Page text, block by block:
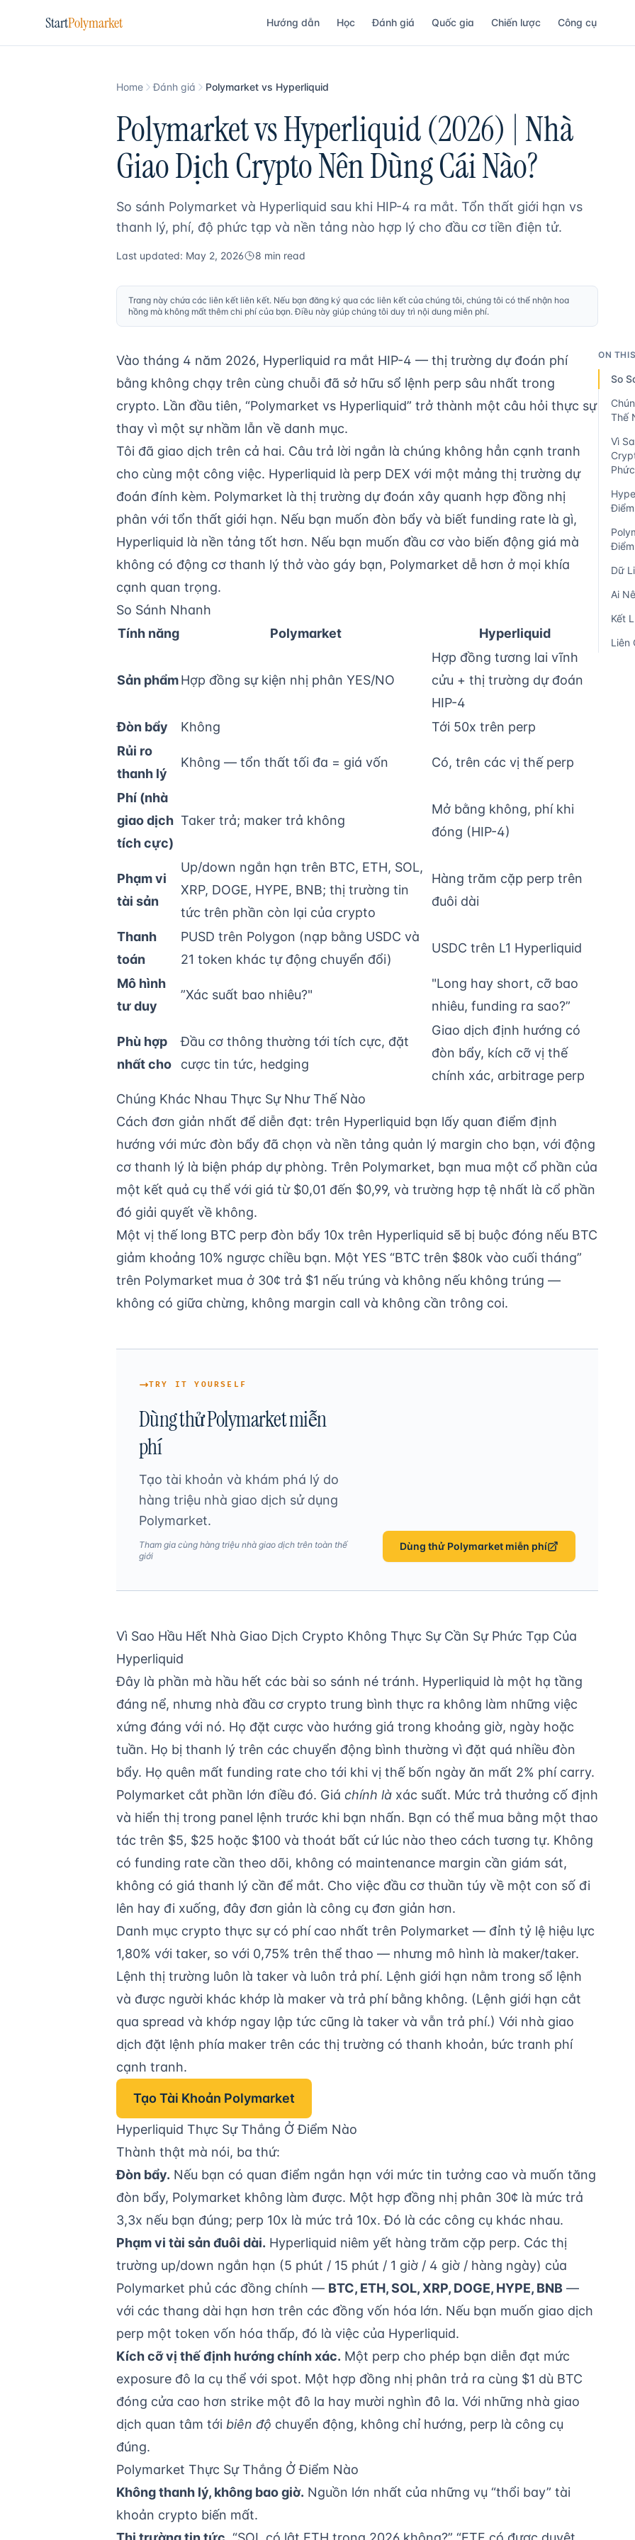
StartPolymarket Hướng dẫn Học Đánh giá Quốc gia Chiến lược Công cụ
Home Đánh giá Polymarket vs Hyperliquid
Polymarket vs Hyperliquid (2026) | Nhà
Giao Dịch Crypto Nên Dùng Cái Nào?
So sánh Polymarket và Hyperliquid sau khi HIP-4 ra mắt. Tổn thất giới hạn vs
thanh lý, phí, độ phức tạp và nền tảng nào hợp lý cho đầu cơ tiền điện tử.
Last updated: May 2, 2026 8 min read
Trang này chứa các liên kết liên kết. Nếu bạn đăng ký qua các liên kết của chúng tôi, chúng tôi có thể nhận hoa
hồng mà không mất thêm chi phí của bạn. Điều này giúp chúng tôi duy trì nội dung miễn phí.
Vào tháng 4 năm 2026, Hyperliquid ra mắt HIP-4 — thị trường dự đoán phí
bằng không chạy trên cùng chuỗi đã sở hữu sổ lệnh perp sâu nhất trong
crypto. Lần đầu tiên, “Polymarket vs Hyperliquid” trở thành một câu hỏi thực sự
thay vì một sự nhầm lẫn về danh mục.
Tôi đã giao dịch trên cả hai. Câu trả lời ngắn là chúng không hẳn cạnh tranh
cho cùng một công việc. Hyperliquid là perp DEX với một mảng thị trường dự
đoán đính kèm. Polymarket là thị trường dự đoán xây quanh hợp đồng nhị
phân với tổn thất giới hạn. Nếu bạn muốn đòn bẩy và biết funding rate là gì,
Hyperliquid là nền tảng tốt hơn. Nếu bạn muốn đầu cơ vào biến động giá mà
không có động cơ thanh lý thở vào gáy bạn, Polymarket dễ hơn ở mọi khía
cạnh quan trọng.
So Sánh Nhanh
Tính năng
Polymarket Hyperliquid
Sản phẩmHợp đồng sự kiện nhị phân YES/NO
Hợp đồng tương lai vĩnh
cửu + thị trường dự đoán
HIP-4
Đòn bẩy
Không
Tới 50x trên perp
Rủi ro
thanh lý
Không — tổn thất tối đa = giá vốn Có, trên các vị thế perp
Phí (nhà
giao dịch
tích cực)
Taker trả; maker trả không
Mở bằng không, phí khi
đóng (HIP-4)
Phạm vi
tài sản
Up/down ngắn hạn trên BTC, ETH, SOL,
XRP, DOGE, HYPE, BNB; thị trường tin
tức trên phần còn lại của crypto
Hàng trăm cặp perp trên
đuôi dài
Thanh
toán
PUSD trên Polygon (nạp bằng USDC và
21 token khác tự động chuyển đổi)
USDC trên L1 Hyperliquid
Mô hình
tư duy
”Xác suất bao nhiêu?"
"Long hay short, cỡ bao
nhiêu, funding ra sao?”
Phù hợp
nhất cho
Đầu cơ thông thường tới tích cực, đặt
cược tin tức, hedging
Giao dịch định hướng có
đòn bẩy, kích cỡ vị thế
chính xác, arbitrage perp
Chúng Khác Nhau Thực Sự Như Thế Nào
Cách đơn giản nhất để diễn đạt: trên Hyperliquid bạn lấy quan điểm định
hướng với mức đòn bẩy đã chọn và nền tảng quản lý margin cho bạn, với động
cơ thanh lý là biện pháp dự phòng. Trên Polymarket, bạn mua một cổ phần của
một kết quả cụ thể với giá từ $0,01 đến $0,99, và trường hợp tệ nhất là cổ phần
đó giải quyết về không.
Một vị thế long BTC perp đòn bẩy 10x trên Hyperliquid sẽ bị buộc đóng nếu BTC
giảm khoảng 10% ngược chiều bạn. Một YES “BTC trên $80k vào cuối tháng”
trên Polymarket mua ở 30¢ trả $1 nếu trúng và không nếu không trúng —
không có giữa chừng, không margin call và không cần trông coi.
TRY IT YOURSELF
Dùng thử Polymarket miễn
phí
Tạo tài khoản và khám phá lý do
hàng triệu nhà giao dịch sử dụng
Polymarket.
Tham gia cùng hàng triệu nhà giao dịch trên toàn thế
giới
Dùng thử Polymarket miễn phí
Vì Sao Hầu Hết Nhà Giao Dịch Crypto Không Thực Sự Cần Sự Phức Tạp Của
Hyperliquid
Đây là phần mà hầu hết các bài so sánh né tránh. Hyperliquid là một hạ tầng
đáng nể, nhưng nhà đầu cơ crypto trung bình thực ra không làm những việc
xứng đáng với nó. Họ đặt cược vào hướng giá trong khoảng giờ, ngày hoặc
tuần. Họ bị thanh lý trên các chuyển động bình thường vì đặt quá nhiều đòn
bẩy. Họ quên mất funding rate cho tới khi vị thế bốn ngày ăn mất 2% phí carry.
Polymarket cắt phần lớn điều đó. Giá chính là xác suất. Mức trả thưởng cố định
và hiển thị trong panel lệnh trước khi bạn nhấn. Bạn có thể mua bằng một thao
tác trên $5, $25 hoặc $100 và thoát bất cứ lúc nào theo cách tương tự. Không
có funding rate cần theo dõi, không có maintenance margin cần giám sát,
không có giá thanh lý cần để mắt. Cho việc đầu cơ thuần túy về một con số đi
lên hay đi xuống, đây đơn giản là công cụ đơn giản hơn.
Danh mục crypto thực sự có phí cao nhất trên Polymarket — đỉnh tỷ lệ hiệu lực
1,80% với taker, so với 0,75% trên thể thao — nhưng mô hình là maker/taker.
Lệnh thị trường luôn là taker và luôn trả phí. Lệnh giới hạn nằm trong sổ lệnh
và được người khác khớp là maker và trả phí bằng không. (Lệnh giới hạn cắt
qua spread và khớp ngay lập tức cũng là taker và vẫn trả phí.) Với nhà giao
dịch đặt lệnh phía maker trên các thị trường có thanh khoản, bức tranh phí
cạnh tranh.
Tạo Tài Khoản Polymarket
Hyperliquid Thực Sự Thắng Ở Điểm Nào
Thành thật mà nói, ba thứ:
Đòn bẩy. Nếu bạn có quan điểm ngắn hạn với mức tin tưởng cao và muốn tăng
đòn bẩy, Polymarket không làm được. Một hợp đồng nhị phân 30¢ là mức trả
3,3x nếu bạn đúng; perp 10x là mức trả 10x. Đó là các công cụ khác nhau.
Phạm vi tài sản đuôi dài. Hyperliquid niêm yết hàng trăm cặp perp. Các thị
trường up/down ngắn hạn (5 phút / 15 phút / 1 giờ / 4 giờ / hàng ngày) của
Polymarket phủ các đồng chính — BTC, ETH, SOL, XRP, DOGE, HYPE, BNB —
với các thang dài hạn hơn trên các đồng vốn hóa lớn. Nếu bạn muốn giao dịch
perp một token vốn hóa thấp, đó là việc của Hyperliquid.
Kích cỡ vị thế định hướng chính xác. Một perp cho phép bạn diễn đạt mức
exposure đô la cụ thể với spot. Một hợp đồng nhị phân trả ra cùng $1 dù BTC
đóng cửa cao hơn strike một đô la hay mười nghìn đô la. Với những nhà giao
dịch quan tâm tới biên độ chuyển động, không chỉ hướng, perp là công cụ
đúng.
Polymarket Thực Sự Thắng Ở Điểm Nào
Không thanh lý, không bao giờ. Nguồn lớn nhất của những vụ “thổi bay” tài
khoản crypto biến mất.
ON
So
Thế
Vì
Dữ
Ai
Kết
Liên